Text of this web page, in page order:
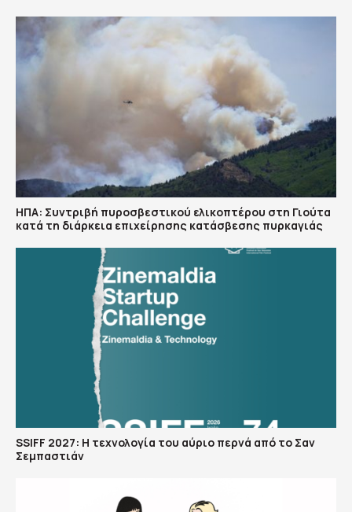
ΗΠΑ: Συντριβή πυροσβεστικού ελικοπτέρου στη Γιούτα
κατά τη διάρκεια επιχείρησης κατάσβεσης πυρκαγιάς
SSIFF 2027: Η τεχνολογία του αύριο περνά από το Σαν
Σεμπαστιάν